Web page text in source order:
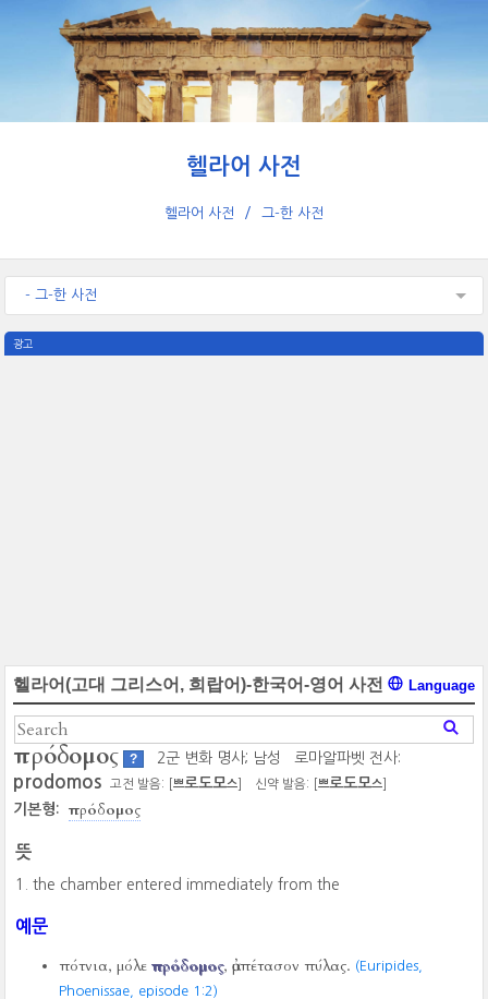
헬라어 사전
헬라어 사전 그-한 사전
- 그-한 사전
광고
헬라어(고대 그리스어, 희랍어)-한국어-영어 사전 Language
πρόδομος ? 2군 변화 명사; 남성 로마알파벳 전사:
prodomos 고전 발음: [쁘로도모스 신약 발음: [쁘로도모스
기본형: πρόδομος
뜻
the chamber entered immediately from the
예문
πότνια, μόλεπρόδομος, ἀμπέτασον πύλας. (Euripides,
Phoenissae, episode 1:2)